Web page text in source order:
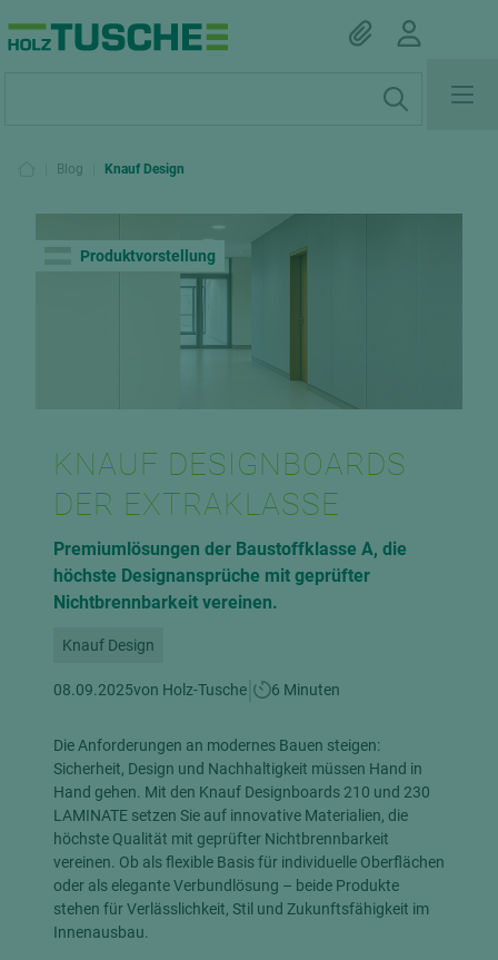
Blog Knauf Design
Produktvorstellung
KNAUF DESIGNBOARDS
DER EXTRAKLASSE
Premiumlösungen der Baustoffklasse A, die
höchste Designansprüche mit geprüfter
Nichtbrennbarkeit vereinen.
Knauf Design
08.09.2025von Holz-Tusche 6 Minuten
Die Anforderungen an modernes Bauen steigen:
Sicherheit, Design und Nachhaltigkeit müssen Hand in
Hand gehen. Mit den Knauf Designboards 210 und 230
LAMINATE setzen Sie auf innovative Materialien, die
höchste Qualität mit geprüfter Nichtbrennbarkeit
vereinen. Ob als flexible Basis für individuelle Oberflächen
oder als elegante Verbundlösung – beide Produkte
stehen für Verlässlichkeit, Stil und Zukunftsfähigkeit im
Innenausbau.